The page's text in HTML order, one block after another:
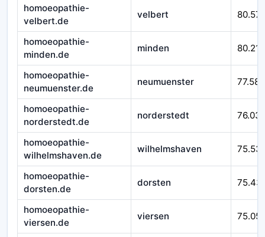
homoeopathie-
velbert.de
velbert
homoeopathie-
minden.de
minden 80.212
homoeopathie-
neumuenster.de
neumuenster 77.588
homoeopathie-
norderstedt.de
norderstedt
homoeopathie-
wilhelmshaven.de
wilhelmshaven
homoeopathie-
dorsten.de
dorsten
homoeopathie-
viersen.de
viersen